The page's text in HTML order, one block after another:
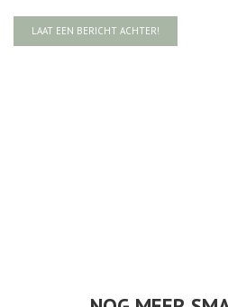
LAAT EEN BERICHT ACHTER!